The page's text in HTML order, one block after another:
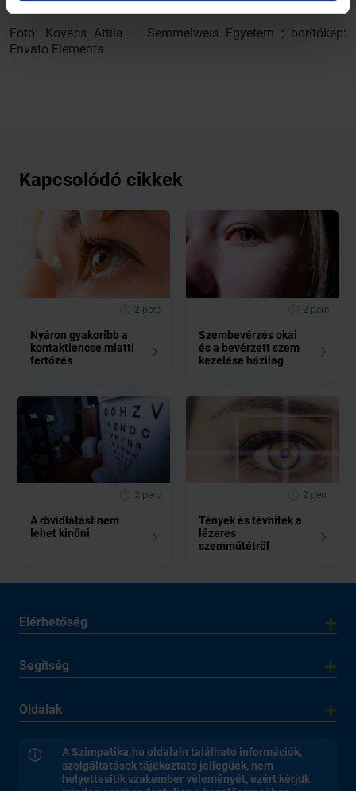
Fotó: Kovács Attila – Semmelweis Egyetem ; borítókép:
Envato Elements
Kapcsolódó cikkek
2 perc
Nyáron gyakoribb a
kontaktlencse miatti
fertőzés
2 perc
Szembevérzés okai
és a bevérzett szem
kezelése házilag
2 perc
A rövidlátást nem
lehet kinőni
2 perc
Tények és tévhitek a
lézeres
szemműtétről
Elérhetőség
Segítség
Oldalak
A Szimpatika.hu oldalain található információk,
szolgáltatások tájékoztató jellegűek, nem
helyettesítik szakember véleményét, ezért kérjük